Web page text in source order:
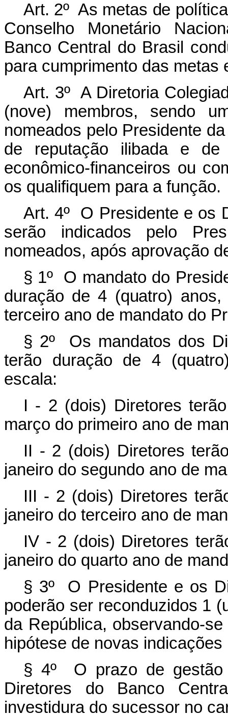
Art. 2º As metas de
Conselho Monetário
Banco Central do Brasil
para cumprimento das metas
Art. 3º A Diretoria
(nove) membros, sendo
nomeados pelo Presidente
de reputação ilibada e de
econômico-financeiros ou
os qualifiquem para a função.
Art. 4º O Presidente e os
serão indicados pelo
nomeados, após aprovação
§ 1º O mandato do
duração de 4 (quatro)
terceiro ano de mandato do
§ 2º Os mandatos dos
terão duração de 4
escala:
I - 2 (dois) Diretores
março do primeiro ano de
II - 2 (dois) Diretores
janeiro do segundo ano de
III - 2 (dois) Diretores
janeiro do terceiro ano de
IV - 2 (dois) Diretores
janeiro do quarto ano de
§ 3º O Presidente e os
poderão ser reconduzidos 1
da República, observando-
hipótese de novas
§ 4º O prazo de
Diretores do Banco
investidura do sucessor no